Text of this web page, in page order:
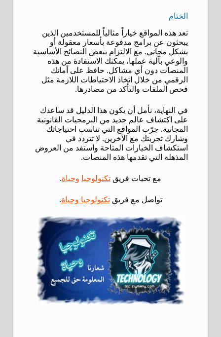
الختام
تعد هذه المواقع خياراً مثالياً للمستخدمين الذين
يبحثون عن برامج مدفوعة بأسعار معقولة أو
بشكل مجاني. مع الالتزام ببعض النصائح الأساسية
والوعي بآلية عملها، يمكنك الاستفادة من هذه
المنصات دون أي مشاكل. حافظ على أمانك
الرقمي من خلال اتخاذ الاحتياطات اللازمة مثل
فحص الملفات والتأكد من مصادرها.
في النهاية، نأمل أن يكون هذا الدليل قد ساعدك
على اكتشاف عالم جديد من البرمجيات القانونية
المجانية. جرّب المواقع التي تناسب احتياجاتك
وشارك تجربتك مع الآخرين. لا تتردد في
استكشاف الخيارات المتاحة واستفد من العروض
المذهلة التي تقدمها هذه المنصات.
مع تحيات فريق تكنولوجيا وحياة.
تواصل مع فريقتكنولوجيا وحياة.